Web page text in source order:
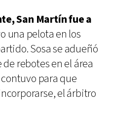
San Martín fue a
una pelota en los
Sosa se adueñó
rebotes en el área
para que
el árbitro